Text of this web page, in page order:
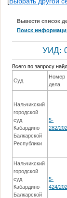
Вывести список
Поиск
УИД:
Всего по запросу
Суд
Номер
дела
Нальчикский
городской
суд
Кабардино-
Балкарской
Республики
5-
282/
Нальчикский
городской
суд
Кабардино-
Балкарской
5-
424/